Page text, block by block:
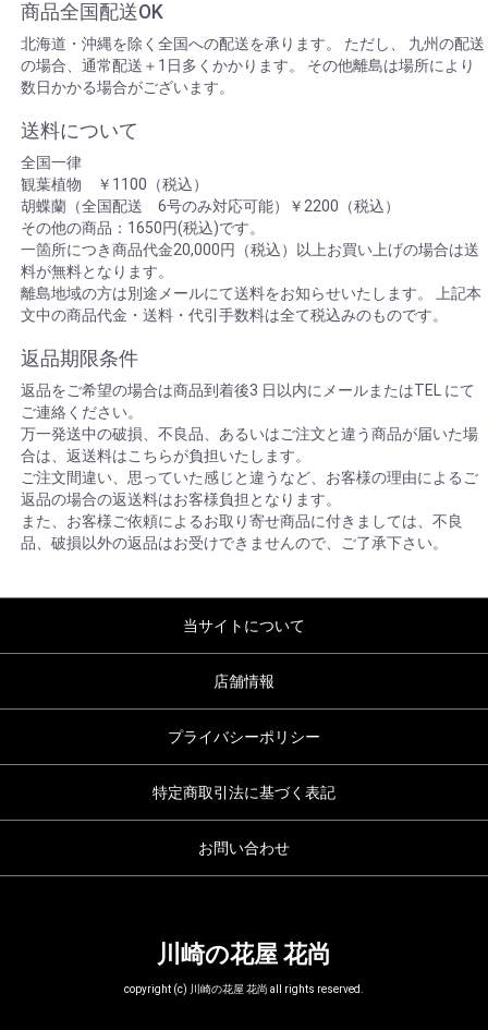
商品全国配送OK
北海道・沖縄を除く全国への配送を承ります。 ただし、 九州の配送
の場合、通常配送＋1日多くかかります。 その他離島は場所により
数日かかる場合がございます。
送料について
全国一律
観葉植物 ￥1100（税込）
胡蝶蘭（全国配送 6号のみ対応可能）￥2200（税込）
その他の商品：1650円(税込)です。
一箇所につき商品代金20,000円（税込）以上お買い上げの場合は送
料が無料となります。
離島地域の方は別途メールにて送料をお知らせいたします。 上記本
文中の商品代金・送料・代引手数料は全て税込みのものです。
返品期限条件
返品をご希望の場合は商品到着後3 日以内にメールまたはTEL にて
ご連絡ください。
万一発送中の破損、不良品、あるいはご注文と違う商品が届いた場
合は、返送料はこちらが負担いたします。
ご注文間違い、思っていた感じと違うなど、お客様の理由によるご
返品の場合の返送料はお客様負担となります。
また、お客様ご依頼によるお取り寄せ商品に付きましては、不良
品、破損以外の返品はお受けできませんので、ご了承下さい。
当サイトについて
店舗情報
プライバシーポリシー
特定商取引法に基づく表記
お問い合わせ
川崎の花屋 花尚
copyright (c) 川崎の花屋 花尚 all rights reserved.